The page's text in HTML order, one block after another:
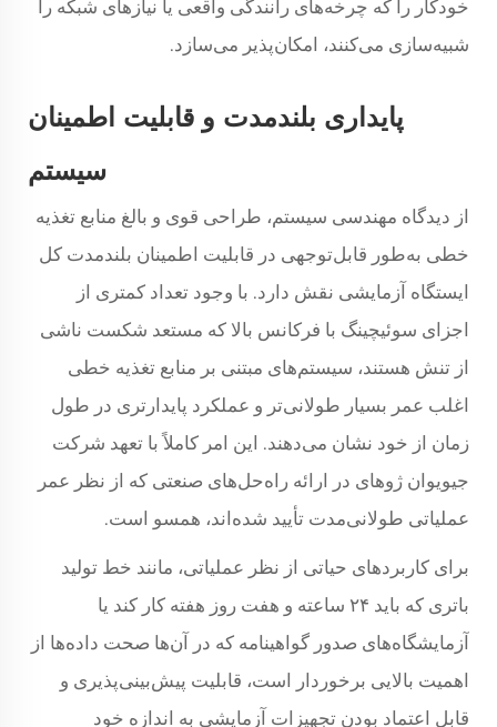
خودکار را که چرخه‌های رانندگی واقعی یا نیازهای شبکه را
شبیه‌سازی می‌کنند، امکان‌پذیر می‌سازد.
پایداری بلندمدت و قابلیت اطمینان
سیستم
از دیدگاه مهندسی سیستم، طراحی قوی و بالغ منابع تغذیه
خطی به‌طور قابل‌توجهی در قابلیت اطمینان بلندمدت کل
ایستگاه آزمایشی نقش دارد. با وجود تعداد کمتری از
اجزای سوئیچینگ با فرکانس بالا که مستعد شکست ناشی
از تنش هستند، سیستم‌های مبتنی بر منابع تغذیه خطی
اغلب عمر بسیار طولانی‌تر و عملکرد پایدارتری در طول
زمان از خود نشان می‌دهند. این امر کاملاً با تعهد شرکت
جیویوان ژوهای در ارائه راه‌حل‌های صنعتی که از نظر عمر
عملیاتی طولانی‌مدت تأیید شده‌اند، همسو است.
برای کاربردهای حیاتی از نظر عملیاتی، مانند خط تولید
باتری که باید ۲۴ ساعته و هفت روز هفته کار کند یا
آزمایشگاه‌های صدور گواهینامه که در آن‌ها صحت داده‌ها از
اهمیت بالایی برخوردار است، قابلیت پیش‌بینی‌پذیری و
قابل اعتماد بودن تجهیزات آزمایشی به اندازه خود